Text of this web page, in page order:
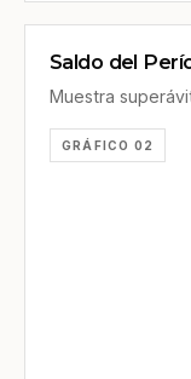
Saldo del
Muestra
GRÁFICO 02